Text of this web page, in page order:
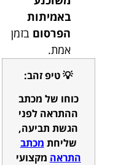
באמיתות
הפרסום בזמן
אמת.
💡 טיפ זהב:
כוחו של מכתב
ההתראה לפני
הגשת תביעה,
שליחת מכתב
התראה מקצועי